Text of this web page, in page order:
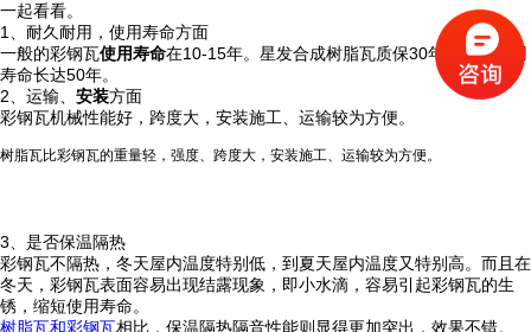
一起看看。
1、耐久耐用，使用寿命方面
一般的彩钢瓦使用寿命在10-15年。星发合成树脂瓦质保30年，实际使用
寿命长达50年。
2、运输、 安装方面
彩钢瓦机械性能好，跨度大，安装施工、运输较为方便。
树脂瓦比彩钢瓦的重量轻，强度、跨度大，安装施工、运输较为方便。
3、是否保温隔热
彩钢瓦不隔热，冬天屋内温度特别低，到夏天屋内温度又特别高。而且在
冬天，彩钢瓦表面容易出现结露现象，即小水滴，容易引起彩钢瓦的生
锈，缩短使用寿命。
树脂瓦和彩钢瓦相比，保温隔热隔音性能则显得更加突出，效果不错。